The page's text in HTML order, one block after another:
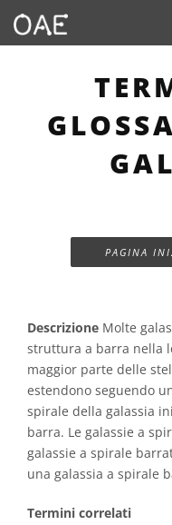
PAGINA
Descrizione Molte
struttura a barra nella
maggior parte delle
estendono seguendo
spirale della galassia
barra. Le galassie a
galassie a spirale
una galassia a spirale
Termini correlati